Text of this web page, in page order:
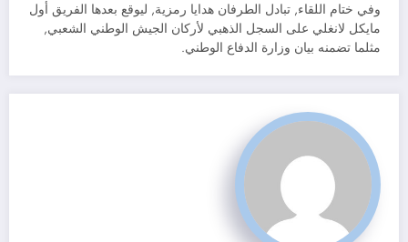
وفي ختام اللقاء, تبادل الطرفان هدايا رمزية, ليوقع بعدها الفريق أول
مايكل لانغلي على السجل الذهبي لأركان الجيش الوطني الشعبي,
مثلما تضمنه بيان وزارة الدفاع الوطني.